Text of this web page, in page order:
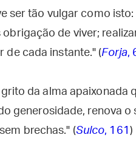
ser tão vulgar como
de viver;
de cada instante." (Forja,
da alma apaixonada
generosidade, renova o
brechas." (Sulco, 161 )